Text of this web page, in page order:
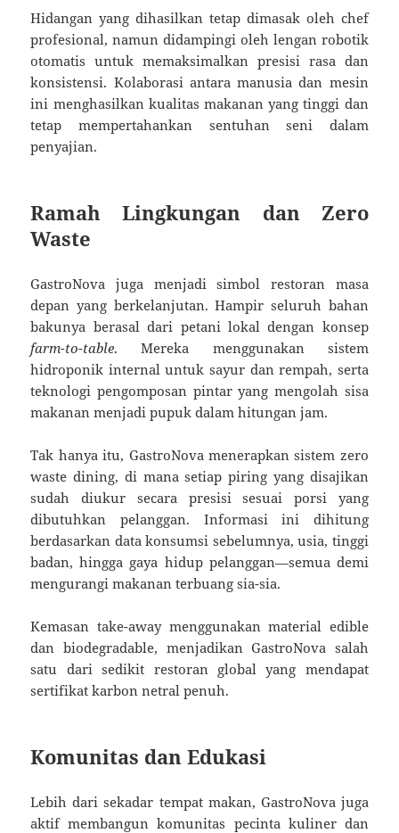
Hidangan yang dihasilkan tetap dimasak oleh chef
profesional, namun didampingi oleh lengan robotik
otomatis untuk memaksimalkan presisi rasa dan
konsistensi. Kolaborasi antara manusia dan mesin
ini menghasilkan kualitas makanan yang tinggi dan
tetap mempertahankan sentuhan seni dalam
penyajian.
Ramah Lingkungan dan Zero
Waste
GastroNova juga menjadi simbol restoran masa
depan yang berkelanjutan. Hampir seluruh bahan
bakunya berasal dari petani lokal dengan konsep
farm-to-table. Mereka menggunakan sistem
hidroponik internal untuk sayur dan rempah, serta
teknologi pengomposan pintar yang mengolah sisa
makanan menjadi pupuk dalam hitungan jam.
Tak hanya itu, GastroNova menerapkan sistem zero
waste dining, di mana setiap piring yang disajikan
sudah diukur secara presisi sesuai porsi yang
dibutuhkan pelanggan. Informasi ini dihitung
berdasarkan data konsumsi sebelumnya, usia, tinggi
badan, hingga gaya hidup pelanggan—semua demi
mengurangi makanan terbuang sia-sia.
Kemasan take-away menggunakan material edible
dan biodegradable, menjadikan GastroNova salah
satu dari sedikit restoran global yang mendapat
sertifikat karbon netral penuh.
Komunitas dan Edukasi
Lebih dari sekadar tempat makan, GastroNova juga
aktif membangun komunitas pecinta kuliner dan